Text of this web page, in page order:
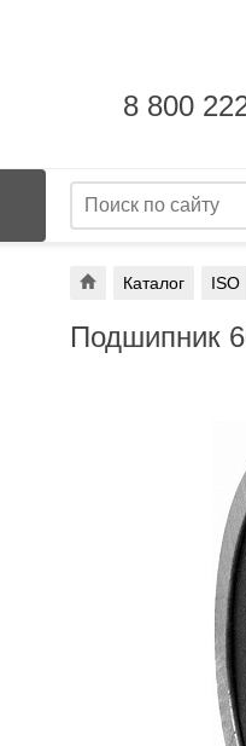
Каталог ISO
Подшипник
8 800